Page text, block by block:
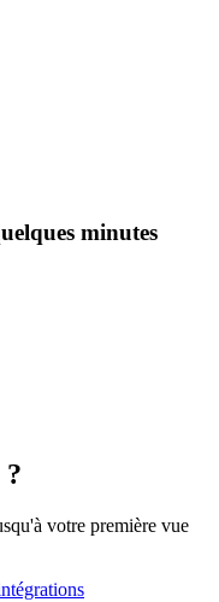
minutes
votre première vue